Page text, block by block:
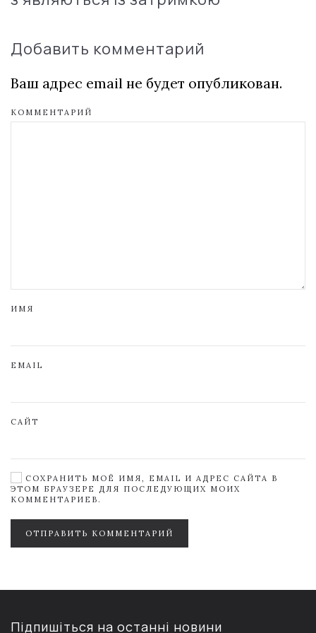
Добавить комментарий
Ваш адрес email не будет опубликован.
КОММЕНТАРИЙ
ИМЯ
EMAIL
САЙТ
СОХРАНИТЬ МОЁ ИМЯ, EMAIL И АДРЕС САЙТА В
ЭТОМ БРАУЗЕРЕ ДЛЯ ПОСЛЕДУЮЩИХ МОИХ
КОММЕНТАРИЕВ.
ОТПРАВИТЬ КОММЕНТАРИЙ
Підпишіться на останні новини